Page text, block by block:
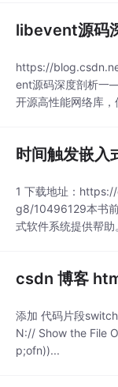
libevent源码
https://
ent源码深度剖析一
开源高性能网络库
考。附带一句：...
1 下载地址：
g8/10496129本书
式软件系统提供帮
到你自己的项目中，
csdn 博客
添加 代码片段
N:// Show the File
p;ofn))...